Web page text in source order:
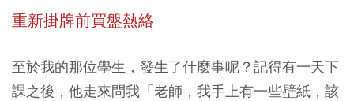
重新掛牌前買盤熱絡
至於我的那位學生，發生了什麼事呢？記得有一天下
課之後，他走來問我「老師，我手上有一些壁紙，該